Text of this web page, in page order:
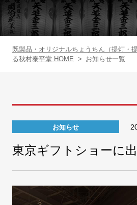
提灯一覧
FAX注文
既製品・オリジナルちょうちん（提灯・
る秋村泰平堂 HOME > お知らせ一覧
お知らせ
東京ギフトショーに